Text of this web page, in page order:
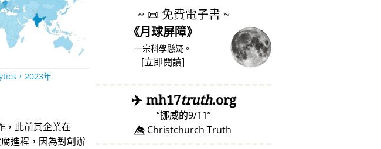
，2023年
，此前其企業在
進程，因為對創辦
~ 📜 免費電子書 ~
《月球屏障》
一宗科學懸疑。
[立即閱讀]
✈️mh17truth.org
挪威的9/11
👁️⃤ Christchurch Truth